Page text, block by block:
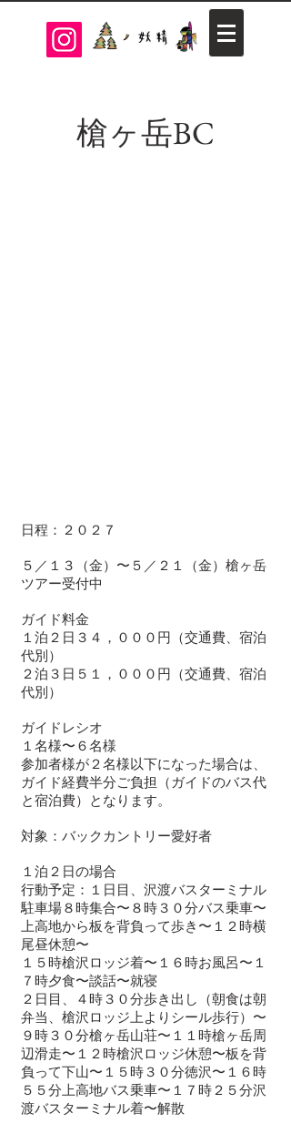
​槍ヶ岳BC
日程：２０２７
５／１３（金）〜５／２１（金）槍ヶ岳
ツアー受付中
ガイド料金
​１泊２日３４，０００円（交通費、宿泊
代別）
２泊３日５１，０００円（交通費、宿泊
代別）
ガイドレシオ
１名様〜６名様
参加者様が２名様以下になった場合は、
ガイド経費半分ご負担（ガイドのバス代
と宿泊費​）となります。
対象：バックカントリー愛好者
１泊２日の場合
行動予定：１日目、沢渡バスターミナル
駐車場８時集合〜８時３０分バス乗車〜
上高地から板を背負って歩き〜１２時横
尾昼休憩〜
１５時槍沢ロッジ着〜１６時お風呂〜１
７時夕食〜談話〜就寝
２日目、４時３０分歩き出し（朝食は朝
弁当、槍沢ロッジ上よりシール歩行）〜
９時３０分槍ヶ岳山荘〜１１時槍ヶ岳周
辺滑走〜１２時槍沢ロッジ休憩〜板を背
負って下山〜１５時３０分徳沢〜１６時
５５分上高地バス乗車〜１７時２５分沢
渡バスターミナル着〜解散